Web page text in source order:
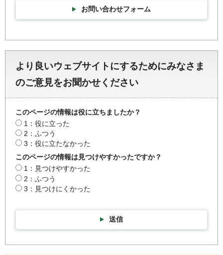
お問い合わせフォーム
より良いウェブサイトにするためにみなさま
のご意見をお聞かせください
このページの情報は役に立ちましたか？
1：役に立った
2：ふつう
3：役に立たなかった
このページの情報は見つけやすかったですか？
1：見つけやすかった
2：ふつう
3：見つけにくかった
送信